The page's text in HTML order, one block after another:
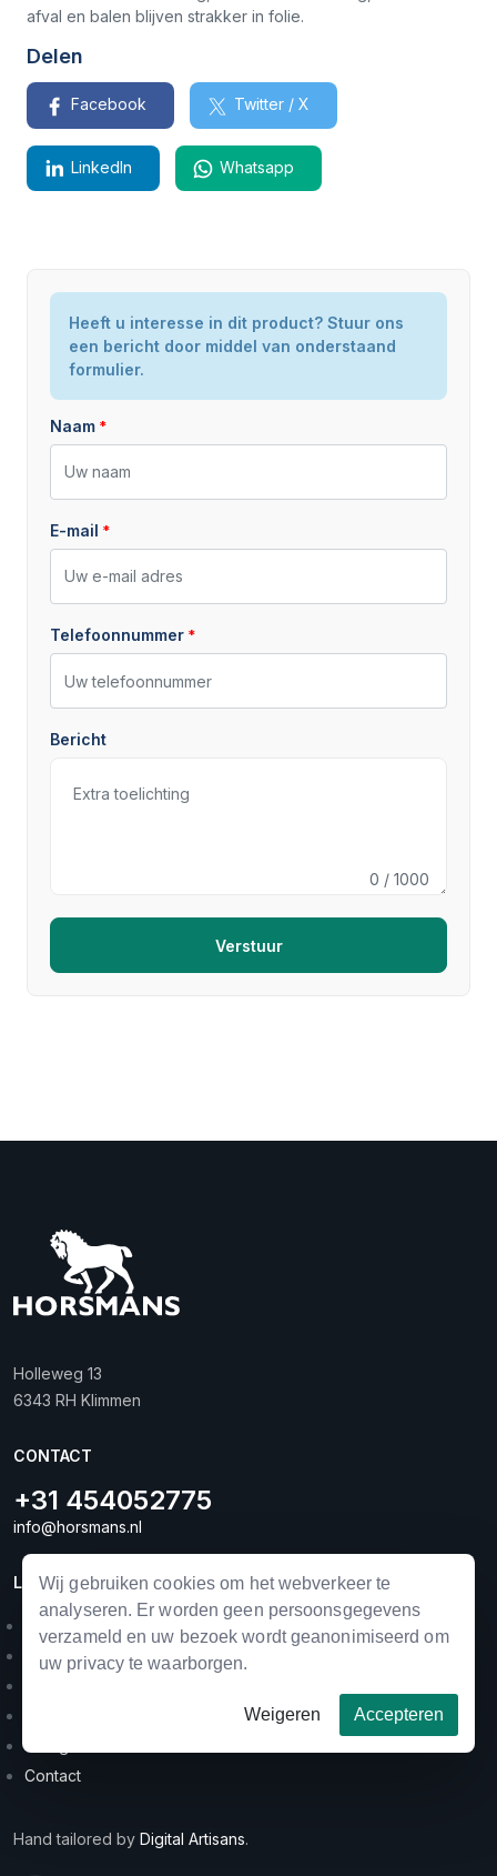
Wij gebruiken cookies om het webverkeer te
analyseren. Er worden geen persoonsgegevens
verzameld en uw bezoek wordt geanonimiseerd om
uw privacy te waarborgen.
Weigeren Accepteren
afval en balen blijven strakker in folie.
Delen
Facebook Twitter / X
LinkedIn Whatsapp
Model / Type Fusion 3 Plus
McHale Fusion 3 Plus
Heeft u interesse in dit product? Stuur ons
een bericht door middel van onderstaand
formulier.
Naam
E-mail
Telefoonnummer
Bericht
0 / 1000
Verstuur
Holleweg 13
6343 RH Klimmen
CONTACT
+31 454052775
info@horsmans.nl
LINKS
Landbouwmechanisatie
Horse equipment
Categorieën
Contact
Hand tailored by Digital Artisans.